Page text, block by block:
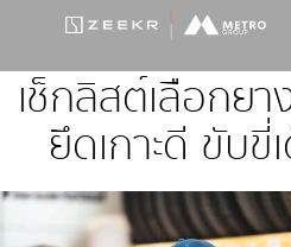
ยัง
เนื้อหา
เช็กลิสต์เลือกย
ยึดเกาะดี ขับขี่